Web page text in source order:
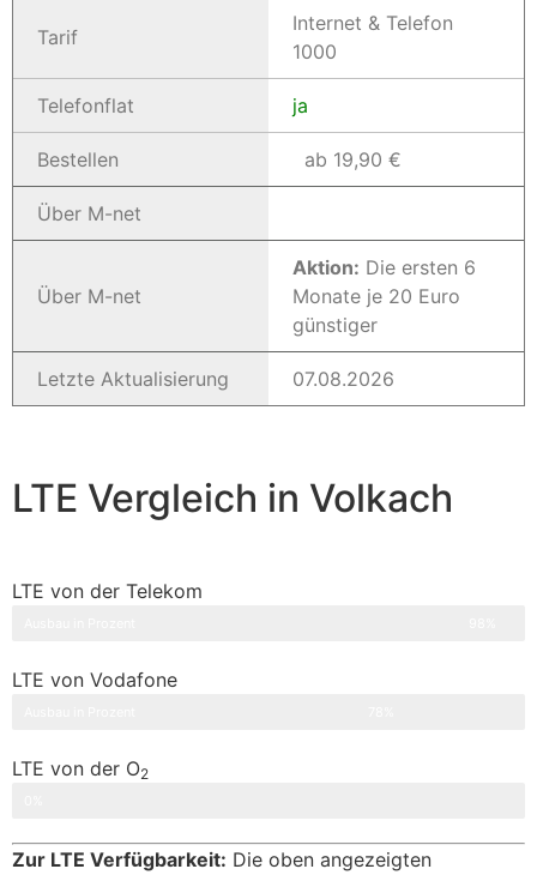
Tarif
Internet & Telefon
1000
Telefonflat ja
Bestellen ab 19,90 €
Über M-net
Über M-net
Aktion: Die ersten 6
Monate je 20 Euro
günstiger
Letzte Aktualisierung 07.08.2026
LTE Vergleich in Volkach
LTE von der Telekom
LTE von Vodafone
LTE von der O2
Zur LTE Verfügbarkeit: Die oben angezeigten